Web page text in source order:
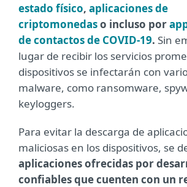
estado físico, aplicaciones de
criptomonedaso incluso por
de contactos de COVID-19. Sin
lugar de recibir los servicios
dispositivos se infectarán con
malware, como ransomware,
keyloggers.
Para evitar la descarga de
maliciosas en los dispositivos, se
aplicaciones ofrecidas por
confiables que cuenten con un